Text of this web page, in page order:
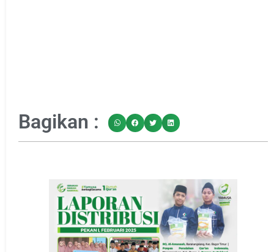
Bagikan :